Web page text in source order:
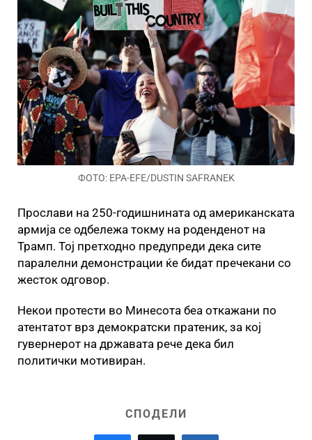
ФОТО: EPA-EFE/DUSTIN SAFRANEK
Прослави на 250-годишнината од американската
армија се одбележа токму на роденденот на
Трамп. Тој претходно предупреди дека сите
паралелни демонстрации ќе бидат пречекани со
жесток одговор.
Некои протести во Минесота беа откажани по
атентатот врз демократски пратеник, за кој
гувернерот на државата рече дека бил
политички мотивиран.
СПОДЕЛИ